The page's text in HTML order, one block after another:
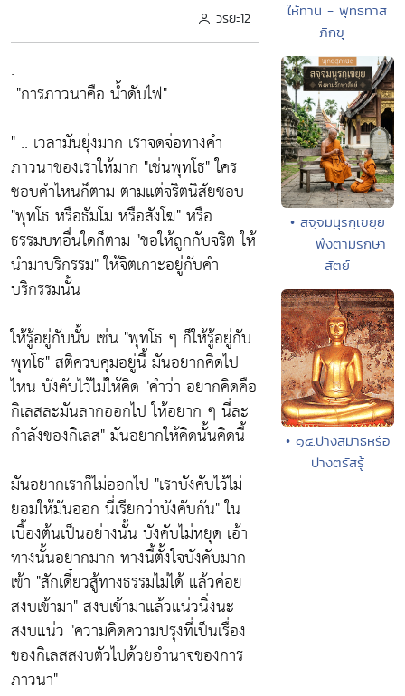
วิริยะ12
.
"การภาวนาคือ น้ำดับไฟ"
" .. เวลามันยุ่งมาก เราจดจ่อทางคำ
ภาวนาของเราให้มาก "เช่นพุทโธ"ใคร
ชอบคำไหนก็ตาม ตามแต่จริตนิสัยชอบ
"พุทโธ หรือธัมโม หรือสังโฆ"หรือ
ธรรมบทอื่นใดก็ตาม "ขอให้ถูกกับจริต ให้
นำมาบริกรรม"ให้จิตเกาะอยู่กับคำ
บริกรรมนั้น
ให้รู้อยู่กับนั้น เช่น "พุทโธ ๆ ก็ให้รู้อยู่กับ
พุทโธ"สติควบคุมอยู่นี้ มันอยากคิดไป
ไหน บังคับไว้ไม่ให้คิด "คำว่า อยากคิดคือ
กิเลสละมันลากออกไป ให้อยาก ๆ นี่ละ
กำลังของกิเลส"มันอยากให้คิดนั้นคิดนี้
มันอยากเราก็ไม่ออกไป "เราบังคับไว้ไม่
ยอมให้มันออก นี่เรียกว่าบังคับกัน"ใน
เบื้องต้นเป็นอย่างนั้น บังคับไม่หยุด เอ้า
ทางนั้นอยากมาก ทางนี้ตั้งใจบังคับมาก
เข้า "สักเดี๋ยวสู้ทางธรรมไม่ได้ แล้วค่อย
สงบเข้ามา"สงบเข้ามาแล้วแน่วนิ่งนะ
สงบแน่ว "ความคิดความปรุงที่เป็นเรื่อง
ของกิเลสสงบตัวไปด้วยอำนาจของการ
ภาวนา"
ให้ทาน - พุทธทาส
ภิกขุ -
• สจฺจมนุรกฺเขยฺย
พึงตามรักษา
สัตย์
• ๑๔.ปางสมาธิหรือ
ปางตรัสรู้